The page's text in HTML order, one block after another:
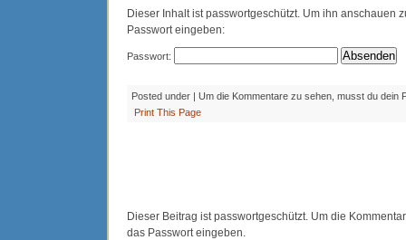
Dieser Inhalt ist passwortgeschützt. Um ihn anschauen
Passwort eingeben:
Passwort:
Posted under | Um die Kommentare zu sehen, musst du dein
Print This Page
Dieser Beitrag ist passwortgeschützt. Um die
das Passwort eingeben.